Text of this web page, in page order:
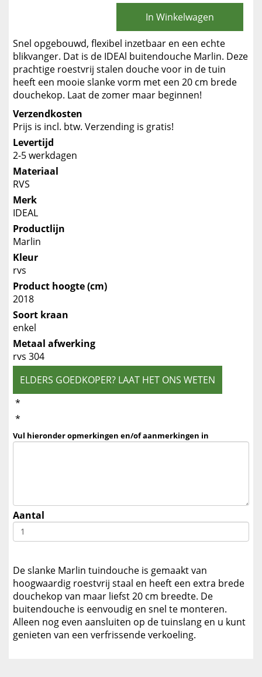
In Winkelwagen
Snel opgebouwd, flexibel inzetbaar en een echte
blikvanger. Dat is de IDEAl buitendouche Marlin. Deze
prachtige roestvrij stalen douche voor in de tuin
heeft een mooie slanke vorm met een 20 cm brede
douchekop. Laat de zomer maar beginnen!
Verzendkosten
Prijs is incl. btw. Verzending is gratis!
Levertijd
2-5 werkdagen
Materiaal
RVS
Merk
IDEAL
Productlijn
Marlin
Kleur
rvs
Product hoogte (cm)
2018
Soort kraan
enkel
Metaal afwerking
rvs 304
ELDERS GOEDKOPER? LAAT HET ONS WETEN
*
*
Vul hieronder opmerkingen en/of aanmerkingen in
Aantal
De slanke Marlin tuindouche is gemaakt van
hoogwaardig roestvrij staal en heeft een extra brede
douchekop van maar liefst 20 cm breedte. De
buitendouche is eenvoudig en snel te monteren.
Alleen nog even aansluiten op de tuinslang en u kunt
genieten van een verfrissende verkoeling.